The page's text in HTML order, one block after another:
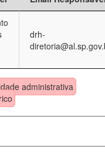
drh-
administrativa